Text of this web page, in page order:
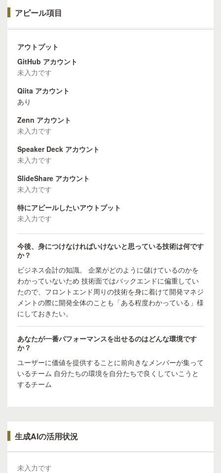
の矛盾を共有することができ納期通りのリリースができた。
プロトタイピング版はその他の自治体の参入時にも流用する
アピール項目
アウトプット
GitHub アカウント
未入力です
Qiita アカウント
あり
Zenn アカウント
未入力です
Speaker Deck アカウント
未入力です
SlideShare アカウント
未入力です
特にアピールしたいアウトプット
未入力です
今後、身につけなければいけないと思っている技術は何です
か？
ビジネス会計の知識。 企業がどのように儲けているのかを
わかっていないため 技術面ではバックエンドに偏重してい
たので、フロントエンド周りの技術を身に着けて開発マネジ
メントの際に開発全体のことも「ある程度わかっている」様
にしておきたい。
あなたが一番パフォーマンスを出せるのはどんな環境です
か？
ユーザーに価値を提供することに前向きなメンバーが集って
いるチーム 自分たちの環境を自分たちで良くしていこうと
するチーム
生成AIの活用状況
未入力です